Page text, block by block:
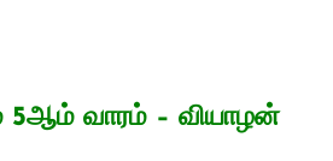
5ஆம் வாரம் – வியாழன்